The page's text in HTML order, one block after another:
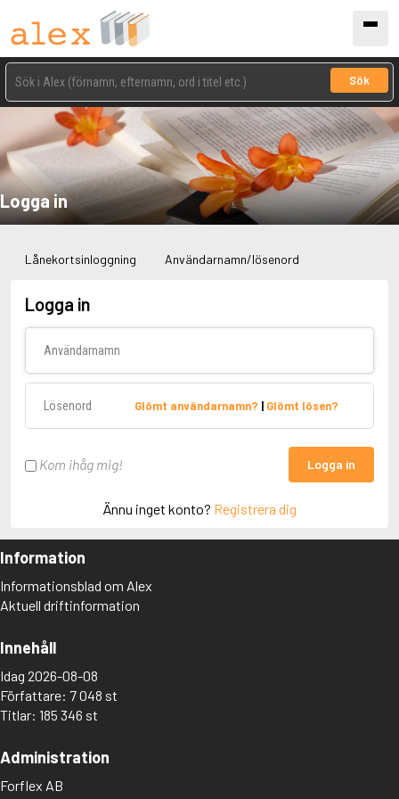
Sök
Logga in
Lånekortsinloggning Användarnamn/lösenord
Logga in
Glömt användarnamn? | Glömt lösen?
Kom ihåg mig! Logga in
Ännu inget konto? Registrera dig
Information
Informationsblad om Alex
Aktuell driftinformation
Innehåll
Idag 2026-08-08
Författare: 7 048 st
Titlar: 185 346 st
Administration
Forflex AB